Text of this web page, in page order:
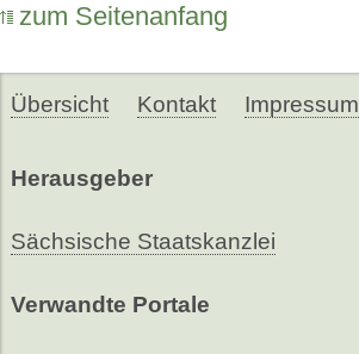
zum Seitenanfang
Übersicht Kontakt Impressum
Herausgeber
Sächsische Staatskanzlei
Verwandte Portale